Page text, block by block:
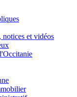
et vidéos